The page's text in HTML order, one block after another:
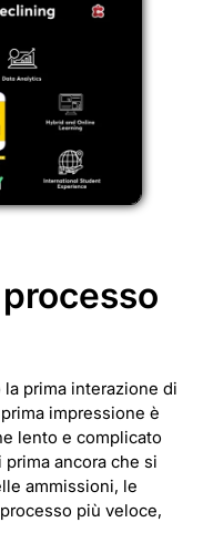
prima interazione di
impressione è
lento e complicato
ancora che si
ammissioni, le
più veloce,